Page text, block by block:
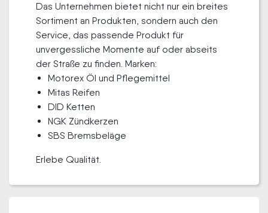
Das Unternehmen bietet nicht nur ein breites
Sortiment an Produkten, sondern auch den
Service, das passende Produkt für
unvergessliche Momente auf oder abseits
der Straße zu finden. Marken:
Motorex Öl und Pflegemittel
Mitas Reifen
DID Ketten
NGK Zündkerzen
SBS Bremsbeläge
Erlebe Qualität.